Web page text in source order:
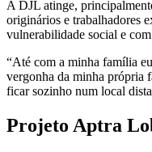
A DJL atinge,
originários e trabalhadores
vulnerabilidade social e
“Até com a minha família
vergonha da minha própria
ficar sozinho num local
Projeto Aptra